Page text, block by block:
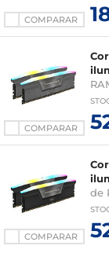
COMPARAR
COMPARAR
COMPARAR
de